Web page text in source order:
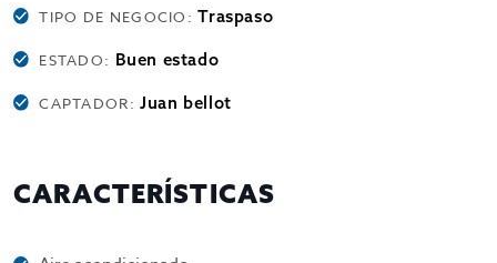
TIPO DE NEGOCIO:Traspaso
ESTADO: Buen estado
CAPTADOR:Juan bellot
CARACTERÍSTICAS